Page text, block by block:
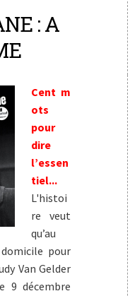
: A
Cent m
ots
pour
dire
l’essen
tiel...
L'histoi
re veut
qu’au
pour
Van Gelder
9 décembre